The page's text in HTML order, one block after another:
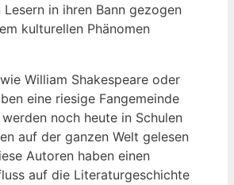
in ihren Bann gezogen
kulturellen Phänomen
William Shakespeare oder
eine riesige Fangemeinde
noch heute in Schulen
auf der ganzen​ Welt‍ gelesen
Autoren haben ⁢einen‍
auf‍ die Literaturgeschichte